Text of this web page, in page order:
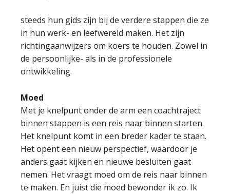
steeds hun gids zijn bij de verdere stappen die ze
in hun werk- en leefwereld maken. Het zijn
richtingaanwijzers om koers te houden. Zowel in
de persoonlijke- als in de professionele
ontwikkeling.
Moed
Met je knelpunt onder de arm een coachtraject
binnen stappen is een reis naar binnen starten.
Het knelpunt komt in een breder kader te staan.
Het opent een nieuw perspectief, waardoor je
anders gaat kijken en nieuwe besluiten gaat
nemen. Het vraagt moed om de reis naar binnen
te maken. En juist die moed bewonder ik zo. Ik